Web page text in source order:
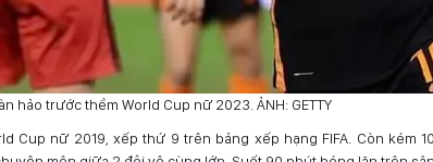
hảo trước thềm World Cup nữ 2023. ẢNH: GETTY
Cup nữ 2019, xếp thứ 9 trên bảng xếp hạng FIFA. Còn kém